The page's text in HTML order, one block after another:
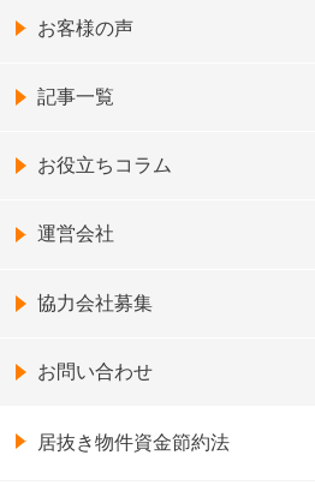
お客様の声
記事一覧
お役立ちコラム
運営会社
協力会社募集
お問い合わせ
居抜き物件資金節約法